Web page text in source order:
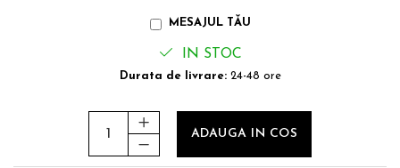
MESAJUL TĂU
IN STOC
Durata de livrare:24-48 ore
ADAUGA IN COS